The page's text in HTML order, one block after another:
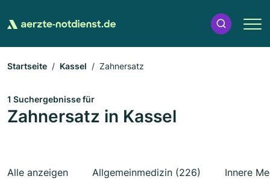
Startseite Kassel Zahnersatz
1 Suchergebnisse für
Zahnersatz in Kassel
Alle anzeigen Allgemeinmedizin (226) Innere